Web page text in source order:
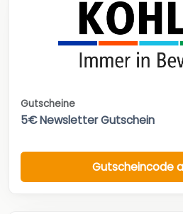
Gutscheine
5€ Newsletter Gutschein
Gutscheincode